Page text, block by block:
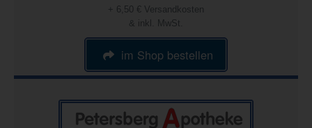
+ 6,50 € Versandkosten
& inkl. MwSt.
im Shop bestellen